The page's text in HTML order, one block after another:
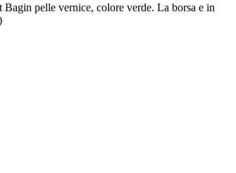
pelle vernice, colore verde. La borsa e in